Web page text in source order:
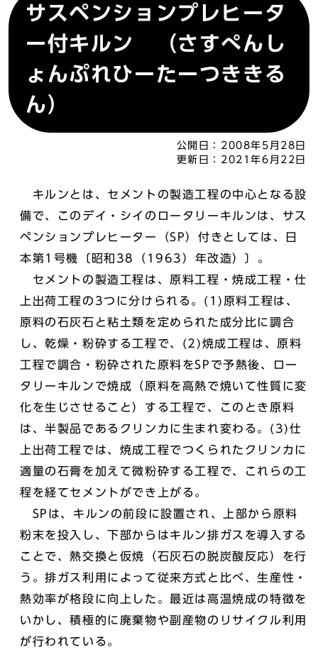
サスペンションプレヒータ
ー付キルン （さすぺんし
ょんぷれひーたーつききる
ん）
公開日： 2008年5月28日
更新日： 2021年6月22日
キルンとは、セメントの製造工程の中心となる設
備で、このデイ・シイのロータリーキルンは、サス
ペンションプレヒーター（SP）付きとしては、日
本第1号機〔昭和38（1963）年改造）〕。
セメントの製造工程は、原料工程・焼成工程・仕
上出荷工程の3つに分けられる。(1)原料工程は、
原料の石灰石と粘土類を定められた成分比に調合
し、乾燥・粉砕する工程で、(2)焼成工程は、原料
工程で調合・粉砕された原料をSPで予熱後、ロー
タリーキルンで焼成（原料を高熱で焼いて性質に変
化を生じさせること）する工程で、このとき原料
は、半製品であるクリンカに生まれ変わる。(3)仕
上出荷工程では、焼成工程でつくられたクリンカに
適量の石膏を加えて微粉砕する工程で、これらの工
程を経てセメントができ上がる。
SPは、キルンの前段に設置され、上部から原料
粉末を投入し、下部からはキルン排ガスを導入する
ことで、熱交換と仮焼（石灰石の脱炭酸反応）を行
う。排ガス利用によって従来方式と比べ、生産性・
熱効率が格段に向上した。最近は高温焼成の特徴を
いかし、積極的に廃棄物や副産物のリサイクル利用
が行われている。